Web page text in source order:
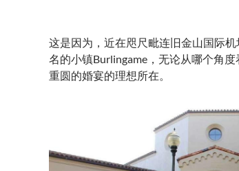
这是因为，近在咫尺毗连旧金山国际
名的小镇Burlingame，无论从哪个角
重圆的婚宴的理想所在。